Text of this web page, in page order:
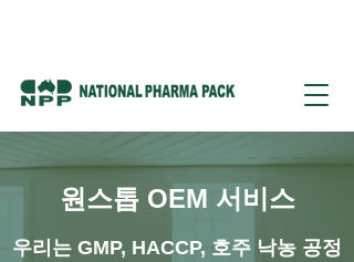
원스톱 OEM 서비스
우리는 GMP, HACCP, 호주 낙농 공정